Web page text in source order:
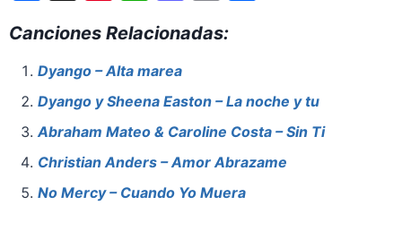
c
e
b
o
o
k
er
e
st
at
s
A
p
p
st
d
o
n
ai
Canciones Relacionadas:
Dyango – Alta marea
Dyango y Sheena Easton – La noche y tu
Abraham Mateo & Caroline Costa – Sin Ti
Christian Anders – Amor Abrazame
No Mercy – Cuando Yo Muera